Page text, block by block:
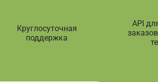
Круглосуточная
поддержка
API